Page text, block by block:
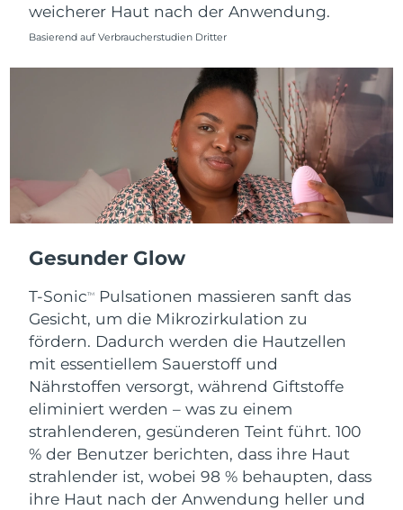
weicherer Haut nach der Anwendung.
Basierend auf Verbraucherstudien Dritter
Gesunder Glow
T-SonicTM
Pulsationen massieren sanft das
Gesicht, um die Mikrozirkulation zu
fördern. Dadurch werden die Hautzellen
mit essentiellem Sauerstoff und
Nährstoffen versorgt, während Giftstoffe
eliminiert werden – was zu einem
strahlenderen, gesünderen Teint führt. 100
% der Benutzer berichten, dass ihre Haut
strahlender ist, wobei 98 % behaupten, dass
ihre Haut nach der Anwendung heller und